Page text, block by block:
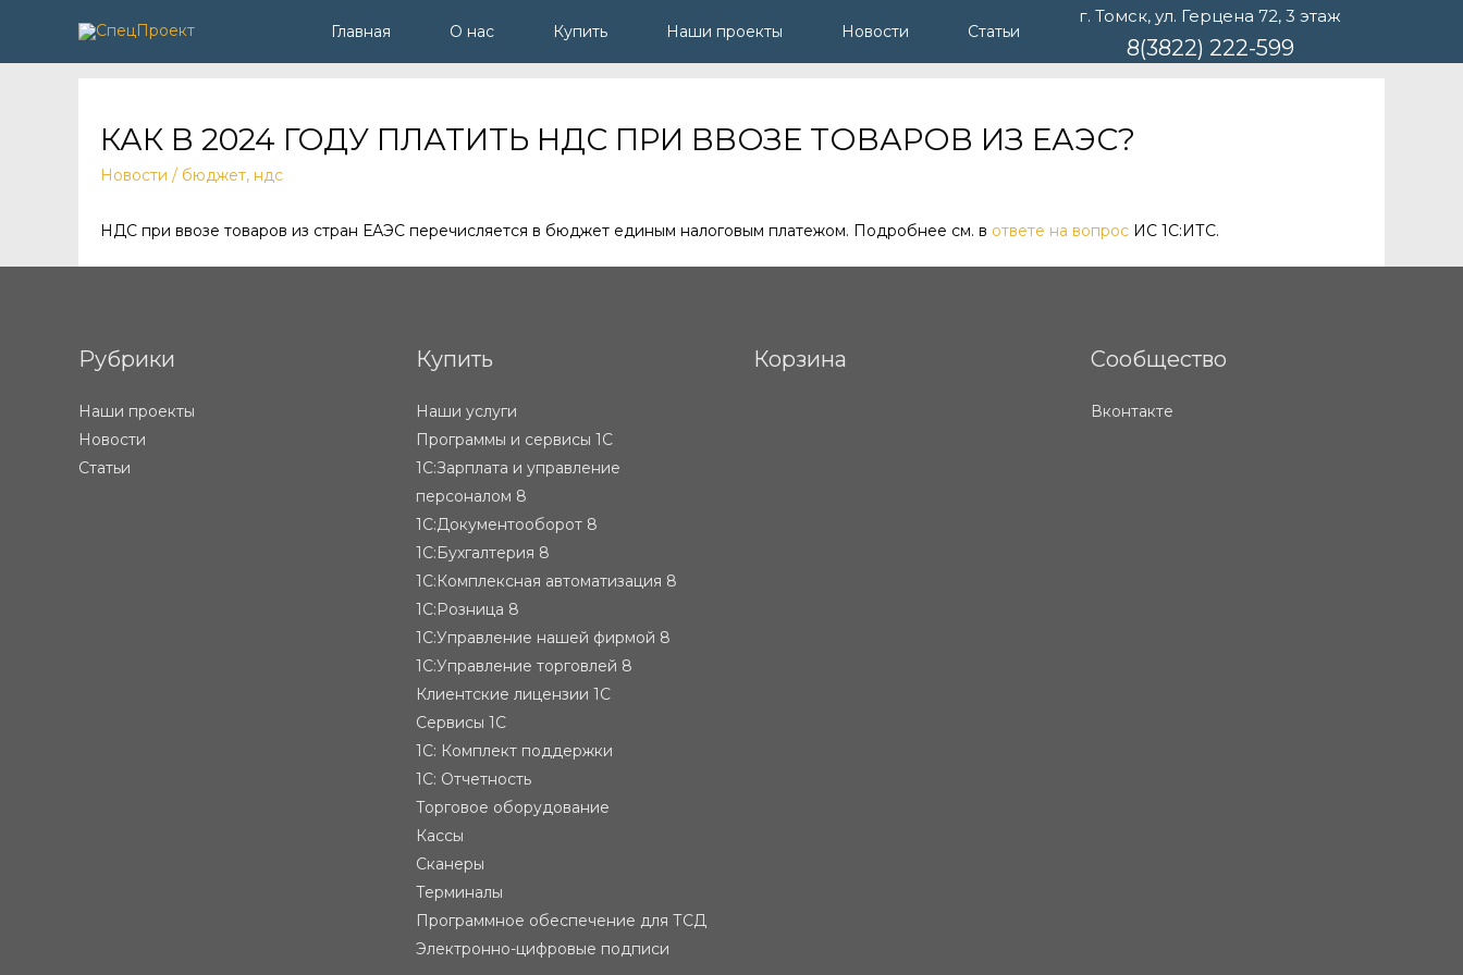
Главная О нас Купить Наши проекты Новости Статьи
г. Томск, ул. Герцена 72, 3 этаж
8(3822) 222-599
КАК В 2024 ГОДУ ПЛАТИТЬ НДС ПРИ ВВОЗЕ ТОВАРОВ ИЗ ЕАЭС?
Новости / бюджет, ндс
НДС при ввозе товаров из стран ЕАЭС перечисляется в бюджет единым налоговым платежом. Подробнее см. в ответе на вопрос ИС 1С:ИТС.
Рубрики
Наши проекты
Новости
Статьи
Купить
Наши услуги
Программы и сервисы 1С
1С:Зарплата и управление
персоналом 8
1С:Документооборот 8
1С:Бухгалтерия 8
1С:Комплексная автоматизация 8
1С:Розница 8
1С:Управление нашей фирмой 8
1С:Управление торговлей 8
Клиентские лицензии 1С
Сервисы 1С
1С: Комплект поддержки
1С: Отчетность
Торговое оборудование
Кассы
Сканеры
Терминалы
Программное обеспечение для ТСД
Электронно-цифровые подписи
Корзина Сообщество
Вконтакте